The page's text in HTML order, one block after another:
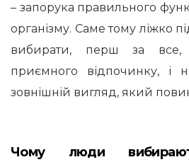
– запорука правильного
організму. Саме тому ліжко
вибирати, перш за
приємного відпочинку, і
зовнішній вигляд, який
Чому люди